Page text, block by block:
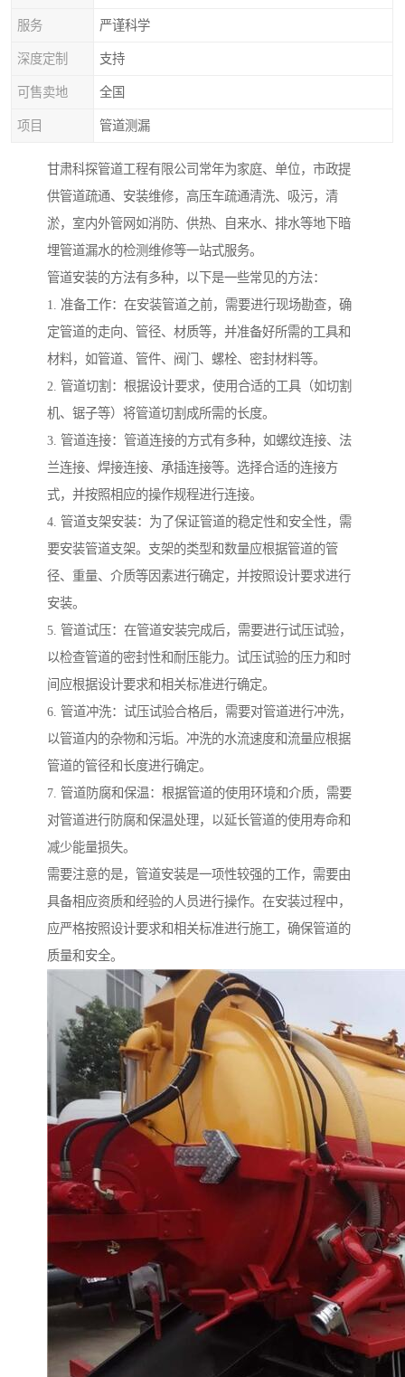
服务 严谨科学
深度定制 支持
可售卖地 全国
项目 管道测漏
甘肃科探管道工程有限公司常年为家庭、单位，市政提
供管道疏通、安装维修，高压车疏通清洗、吸污，清
淤，室内外管网如消防、供热、自来水、排水等地下暗
埋管道漏水的检测维修等一站式服务。
管道安装的方法有多种，以下是一些常见的方法：
1. 准备工作：在安装管道之前，需要进行现场勘查，确
定管道的走向、管径、材质等，并准备好所需的工具和
材料，如管道、管件、阀门、螺栓、密封材料等。
2. 管道切割：根据设计要求，使用合适的工具（如切割
机、锯子等）将管道切割成所需的长度。
3. 管道连接：管道连接的方式有多种，如螺纹连接、法
兰连接、焊接连接、承插连接等。选择合适的连接方
式，并按照相应的操作规程进行连接。
4. 管道支架安装：为了保证管道的稳定性和安全性，需
要安装管道支架。支架的类型和数量应根据管道的管
径、重量、介质等因素进行确定，并按照设计要求进行
安装。
5. 管道试压：在管道安装完成后，需要进行试压试验，
以检查管道的密封性和耐压能力。试压试验的压力和时
间应根据设计要求和相关标准进行确定。
6. 管道冲洗：试压试验合格后，需要对管道进行冲洗，
以管道内的杂物和污垢。冲洗的水流速度和流量应根据
管道的管径和长度进行确定。
7. 管道防腐和保温：根据管道的使用环境和介质，需要
对管道进行防腐和保温处理，以延长管道的使用寿命和
减少能量损失。
需要注意的是，管道安装是一项性较强的工作，需要由
具备相应资质和经验的人员进行操作。在安装过程中，
应严格按照设计要求和相关标准进行施工，确保管道的
质量和安全。